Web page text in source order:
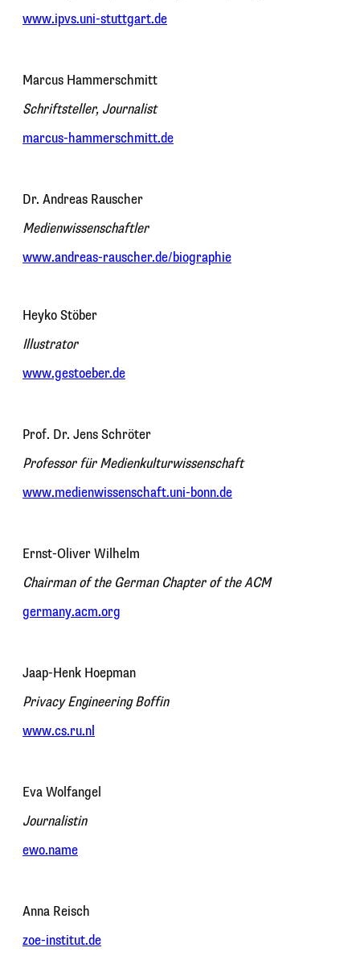
www.ipvs.uni-stuttgart.de
Marcus Hammerschmitt
Schriftsteller, Journalist
marcus-hammerschmitt.de
Dr. Andreas Rauscher
Medienwissenschaftler
www.andreas-rauscher.de/biographie
Heyko Stöber
Illustrator
www.gestoeber.de
Prof. Dr. Jens Schröter
Professor für Medienkulturwissenschaft
www.medienwissenschaft.uni-bonn.de
Ernst-Oliver Wilhelm
Chairman of the German Chapter of the ACM
germany.acm.org
Jaap-Henk Hoepman
Privacy Engineering Boffin
www.cs.ru.nl
Eva Wolfangel
Journalistin
ewo.name
Anna Reisch
zoe-institut.de